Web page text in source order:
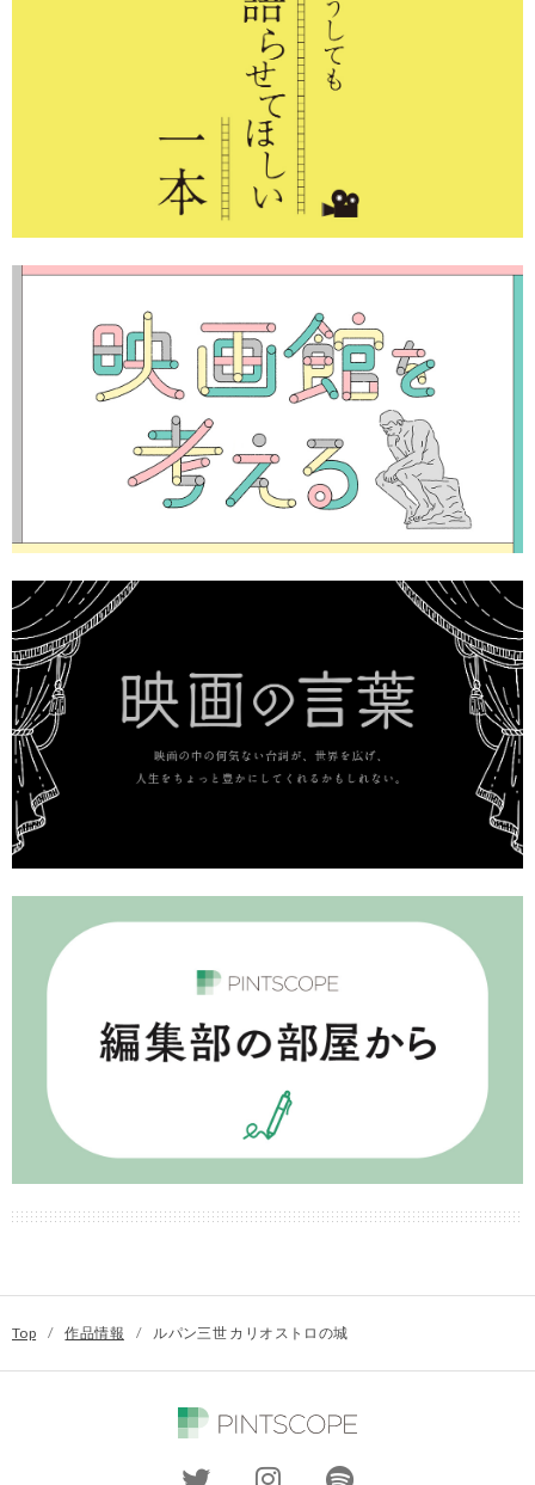
Top / 作品情報 / ルパン三世 カリオストロの城